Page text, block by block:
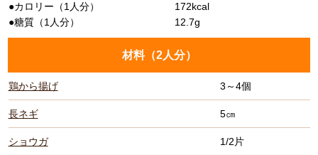
●カロリー（1人分）
172kcal
●糖質（1人分）
12.7g
材料（2人分）
鶏から揚げ 3～4個
長ネギ 5㎝
ショウガ 1/2片